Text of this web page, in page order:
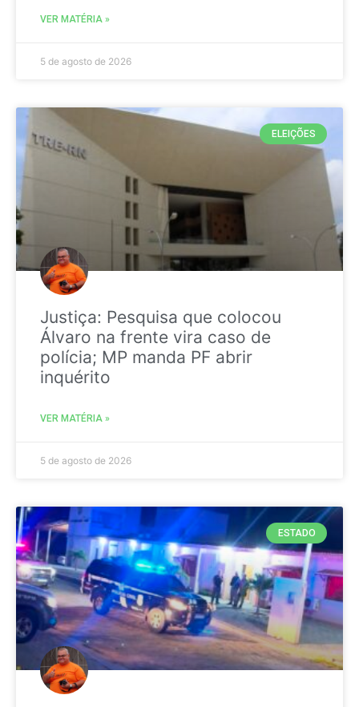
VER MATÉRIA »
5 de agosto de 2026
ELEIÇÕES
Justiça: Pesquisa que colocou
Álvaro na frente vira caso de
polícia; MP manda PF abrir
inquérito
VER MATÉRIA »
5 de agosto de 2026
ESTADO